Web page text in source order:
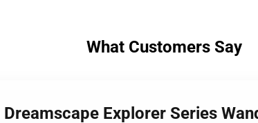
What Customers Say
Explorer Series